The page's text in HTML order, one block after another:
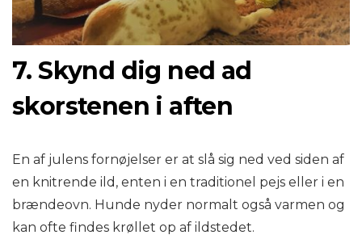
7. Skynd dig ned ad
skorstenen i aften
En af julens fornøjelser er at slå sig ned ved siden af ​​
en knitrende ild, enten i en traditionel pejs eller i en
brændeovn. Hunde nyder normalt også varmen og
kan ofte findes krøllet op af ildstedet.